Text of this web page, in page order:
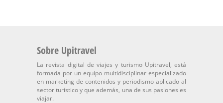
Sobre Upitravel
La revista digital de viajes y turismo Upitravel, está
formada por un equipo multidisciplinar especializado
en marketing de contenidos y periodismo aplicado al
sector turístico y que además, una de sus pasiones es
viajar.